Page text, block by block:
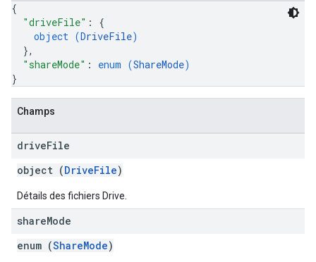
{
"driveFile" : {
object (DriveFile)
},
"shareMode" : enum (ShareMode)
}
Champs
driveFile
object (DriveFile)
Détails des fichiers Drive.
shareMode
enum (ShareMode)